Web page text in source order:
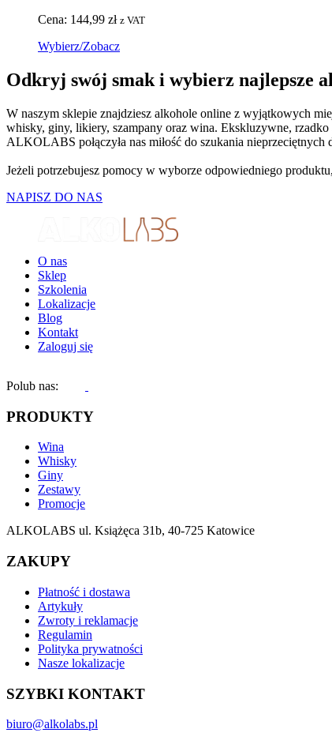
Cena: 144,99 zł z VAT
Wybierz/Zobacz
Odkryj swój smak i wybierz najlepsze
W naszym sklepie znajdziesz alkohole online z wyjątkowych
whisky, giny, likiery, szampany oraz wina. Ekskluzywne,
ALKOLABS połączyła nas miłość do szukania
Jeżeli potrzebujesz pomocy w wyborze odpowiedniego
NAPISZ DO NAS
O nas
Sklep
Szkolenia
Lokalizacje
Blog
Kontakt
Zaloguj się
Polub nas:
PRODUKTY
Wina
Whisky
Giny
Zestawy
Promocje
ALKOLABS ul. Książęca 31b, 40-725 Katowice
ZAKUPY
Płatność i dostawa
Artykuły
Zwroty i reklamacje
Regulamin
Polityka prywatności
Nasze lokalizacje
SZYBKI KONTAKT
biuro@alkolabs.pl